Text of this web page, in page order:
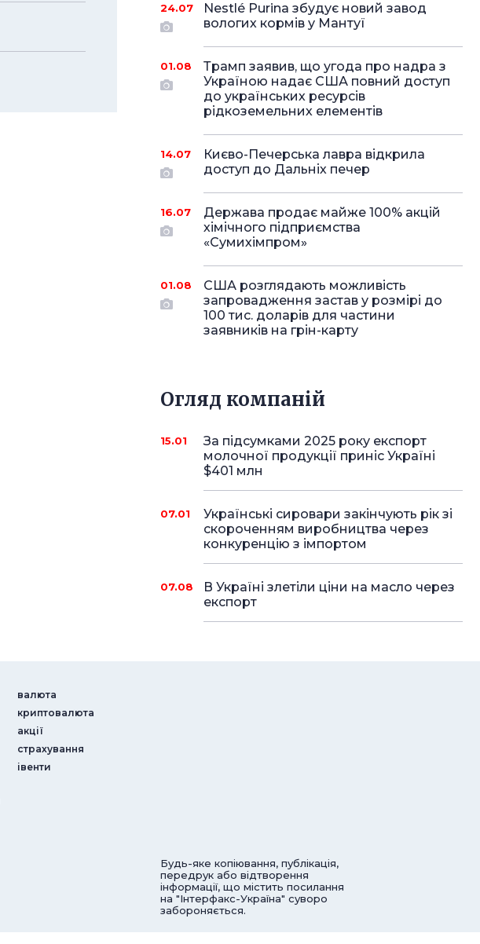
24.07
Nestlé Purina збудує новий завод
вологих кормів у Мантуї
01.08
Трамп заявив, що угода про надра з
Україною надає США повний доступ
до українських ресурсів
рідкоземельних елементів
14.07
Києво-Печерська лавра відкрила
доступ до Дальніх печер
16.07
Держава продає майже 100% акцій
хімічного підприємства
«Сумихімпром»
01.08
США розглядають можливість
запровадження застав у розмірі до
100 тис. доларів для частини
заявників на грін-карту
Огляд компаній
15.01
За підсумками 2025 року експорт
молочної продукції приніс Україні
$401 млн
07.01
Українські сировари закінчують рік зі
скороченням виробництва через
конкуренцію з імпортом
07.08
В Україні злетіли ціни на масло через
експорт
валюта
криптовалюта
акції
страхування
iвенти
Будь-яке копіювання, публікація,
передрук або відтворення
інформації, що містить посилання
на "Інтерфакс-Україна" суворо
забороняється.